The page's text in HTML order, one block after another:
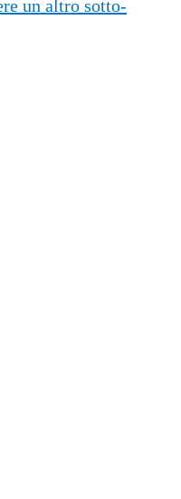
un altro sotto-